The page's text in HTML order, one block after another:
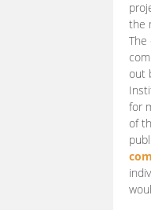
the
The
out
for
of